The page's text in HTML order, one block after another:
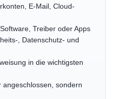
E-Mail, Cloud-
Treiber oder Apps
, Datenschutz- und
in die wichtigsten
sondern